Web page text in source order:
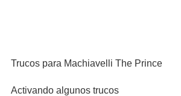
Trucos para Machiavelli The Prince
Activando algunos trucos